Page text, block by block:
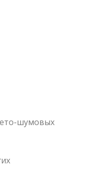
шумовых